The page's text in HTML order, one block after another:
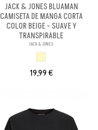
JACK & JONES BLUAMAN
CAMISETA DE MANGA CORTA
COLOR BEIGE - SUAVE Y
TRANSPIRABLE
JACK & JONES
19,99 €